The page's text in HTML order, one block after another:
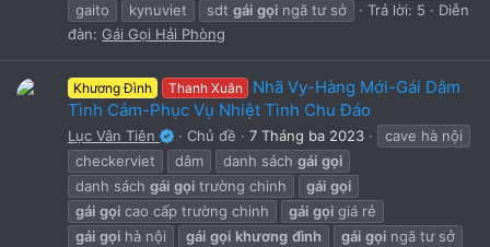
gaito
kynuviet sdt gái gọi ngã tư sở Trả lời: 5
Diễn
đàn: Gái Gọi Hải Phòng
Khương Đình Thanh Xuân
Nhã Vy-Hàng Mới-Gái Dâm
Tình Cảm-Phục Vụ Nhiệt Tình Chu Đáo
Lục Vân Tiên Chủ đề 7 Tháng ba 2023
cave hà nội
checkerviet
dâm danh sách gái gọi
danh sách gái gọi trường chinh gái gọi
gái gọi cao cấp trường chinh gái gọi giá rẻ
gái gọi hà nội gái gọi khương đình gái gọi ngã tư sở